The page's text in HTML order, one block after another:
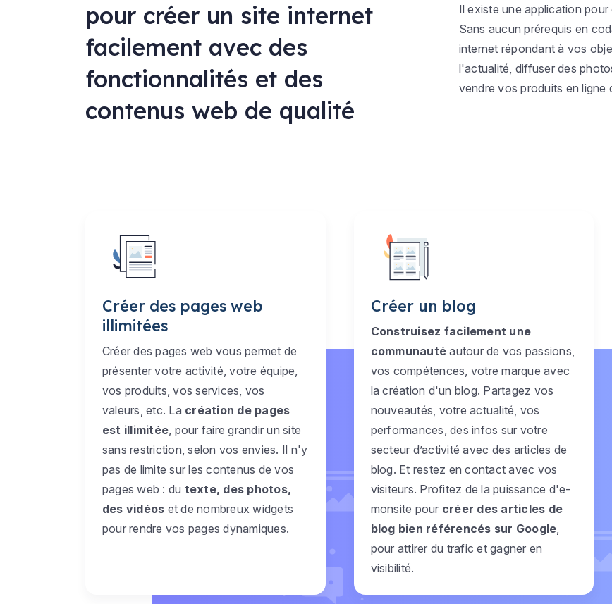
pour créer un site internet
facilement avec des
fonctionnalités et des
contenus web de qualité
Il existe une application
Sans aucun prérequis en
internet répondant à vos
l'actualité, diffuser des
vendre vos produits en ligne
Créer des pages web
illimitées
Créer des pages web vous permet de
présenter votre activité, votre équipe,
vos produits, vos services, vos
valeurs, etc. La création de pages
est illimitée , pour faire grandir un site
sans restriction, selon vos envies. Il n'y
pas de limite sur les contenus de vos
pages web : du texte, des photos,
des vidéos et de nombreux widgets
pour rendre vos pages dynamiques.
Créer un blog
Construisez facilement une
communauté autour de vos passions,
vos compétences, votre marque avec
la création d'un blog. Partagez vos
nouveautés, votre actualité, vos
performances, des infos sur votre
secteur d’activité avec des articles de
blog. Et restez en contact avec vos
visiteurs. Profitez de la puissance d'e-
monsite pour créer des articles de
blog bien référencés sur Google
pour attirer du trafic et gagner en
visibilité.